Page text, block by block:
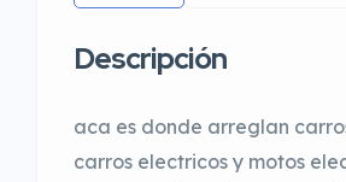
Descripción
aca es donde arreglan
carros electricos y motos